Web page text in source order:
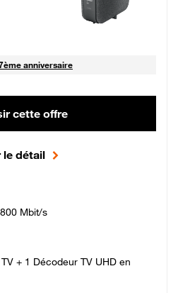
puis 49,99 € par mois, Sans engagement
anniversaire
cette offre
le détail
Mbit/s
+ 1 Décodeur TV UHD en